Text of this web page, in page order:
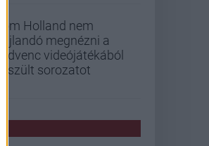
Tom Holland nem
hajlandó megnézni a
kedvenc videójátékából
készült sorozatot